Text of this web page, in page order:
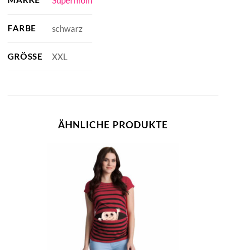
FARBE schwarz
GRÖSSE XXL
ÄHNLICHE PRODUKTE